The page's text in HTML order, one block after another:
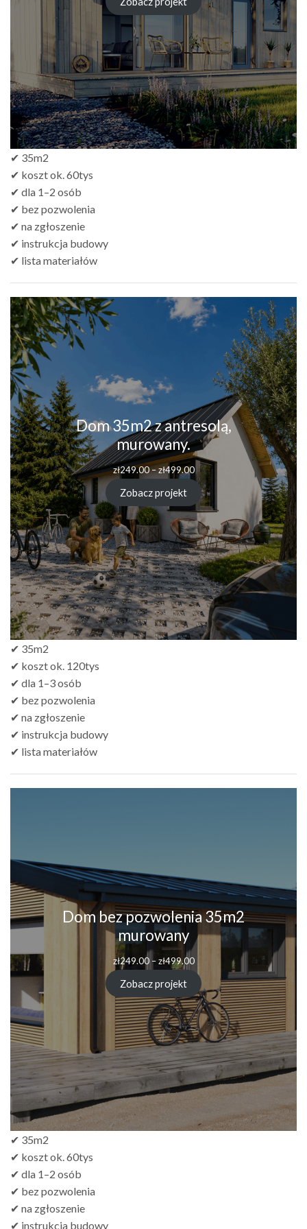
zł249.00
zł499.00
✔ 35m2
✔ koszt ok. 60tys
✔ dla 1–2 osób
✔ bez pozwolenia
✔ na zgłoszenie
✔ instrukcja budowy
✔ lista materiałów
Dom 35m2 z antresolą,
murowany.
zł249.00–zł499.00Zakres
cen:
od
zł249.00
do
zł499.00
Zobacz projekt
✔ 35m2
✔ koszt ok. 120tys
✔ dla 1–3 osób
✔ bez pozwolenia
✔ na zgłoszenie
✔ instrukcja budowy
✔ lista materiałów
Dom bez pozwolenia 35m2
murowany
zł249.00 – zł499.00Zakres
od
zł249.00
do
zł499.00
Zobacz projekt
✔ 35m2
✔ koszt ok. 60tys
✔ dla 1–2 osób
✔ bez pozwolenia
✔ na zgłoszenie
✔ instrukcja budowy